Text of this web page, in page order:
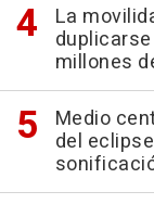
La
millones
Medio
del